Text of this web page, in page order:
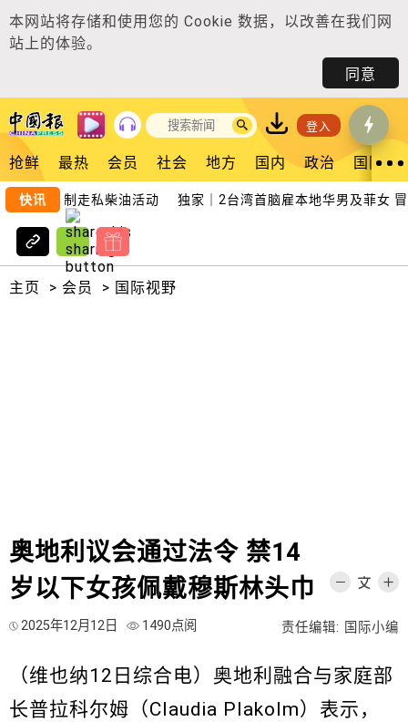
本网站将存储和使用您的 Cookie 数据，以改善在我们网
站上的体验。
同意
登入
抢鲜 最热 会员 社会 地方 国内 政治 国际
快讯
有效遏制走私柴油活动 独家｜2台湾首脑雇本地华男及菲女 冒
主页 > 会员 > 国际视野
奥地利议会通过法令 禁14
岁以下女孩佩戴穆斯林头巾
2025年12月12日 1490点阅 责任编辑: 国际小编
（维也纳12日综合电）奥地利融合与家庭部
长普拉科尔姆（Claudia Plakolm）表示，